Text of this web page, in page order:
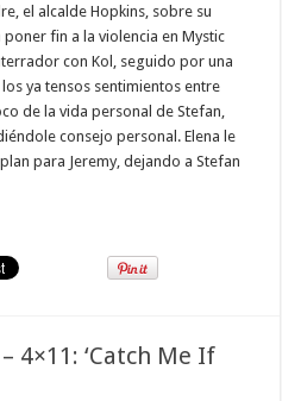
el alcalde Hopkins, sobre su
fin a la violencia en Mystic
con Kol, seguido por una
ya tensos sentimientos entre
de la vida personal de Stefan,
consejo personal. Elena le
para Jeremy, dejando a Stefan
4×11: ‘Catch Me If